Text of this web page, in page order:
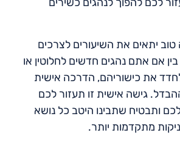
לכם להפוך לנהגים כשירים
טוב יתאים את השיעורים לצרכים
אם אתם נהגים חדשים לחלוטין או
את כישוריהם, הדרכה אישית
גישה אישית זו תעזור לכם
ותבטיח שתבינו היטב כל נושא
מתקדמות יותר.